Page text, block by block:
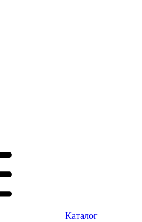
Каталог